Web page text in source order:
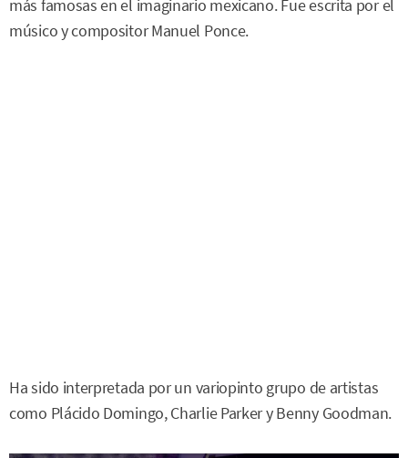
más famosas en el imaginario mexicano. Fue escrita por el
músico y compositor Manuel Ponce.
Ha sido interpretada por un variopinto grupo de artistas
como Plácido Domingo, Charlie Parker y Benny Goodman.